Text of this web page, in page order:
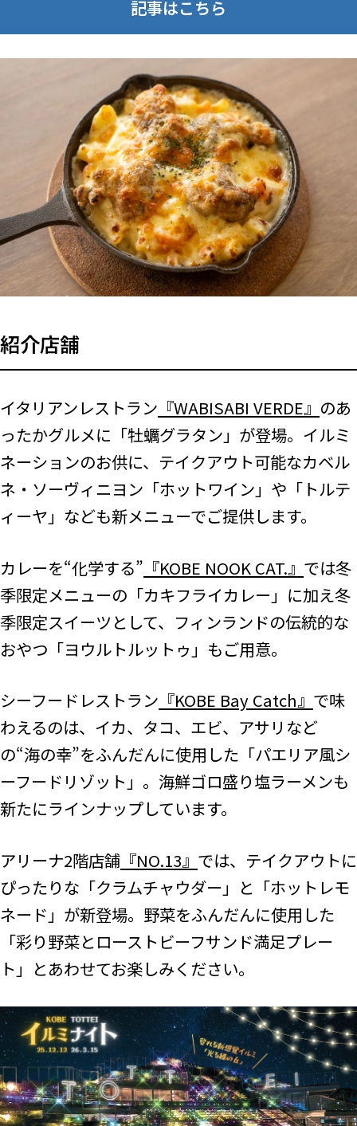
記事はこちら
紹介店舗
イタリアンレストラン 『WABISABI VERDE』 のあ
ったかグルメに「牡蠣グラタン」が登場。イルミ
ネーションのお供に、テイクアウト可能なカベル
ネ・ソーヴィニヨン「ホットワイン」や「トルテ
ィーヤ」なども新メニューでご提供します。
カレーを“化学する” 『KOBE NOOK CAT.』 では冬
季限定メニューの「カキフライカレー」に加え冬
季限定スイーツとして、フィンランドの伝統的な
おやつ「ヨウルトルットゥ」もご用意。
シーフードレストラン 『KOBE Bay Catch』 で味
わえるのは、イカ、タコ、エビ、アサリなど
の“海の幸”をふんだんに使用した「パエリア風シ
ーフードリゾット」。海鮮ゴロ盛り塩ラーメンも
新たにラインナップしています。
アリーナ2階店舗 『NO.13』 では、テイクアウトに
ぴったりな「クラムチャウダー」と「ホットレモ
ネード」が新登場。野菜をふんだんに使用した
「彩り野菜とローストビーフサンド満足プレー
ト」とあわせてお楽しみください。